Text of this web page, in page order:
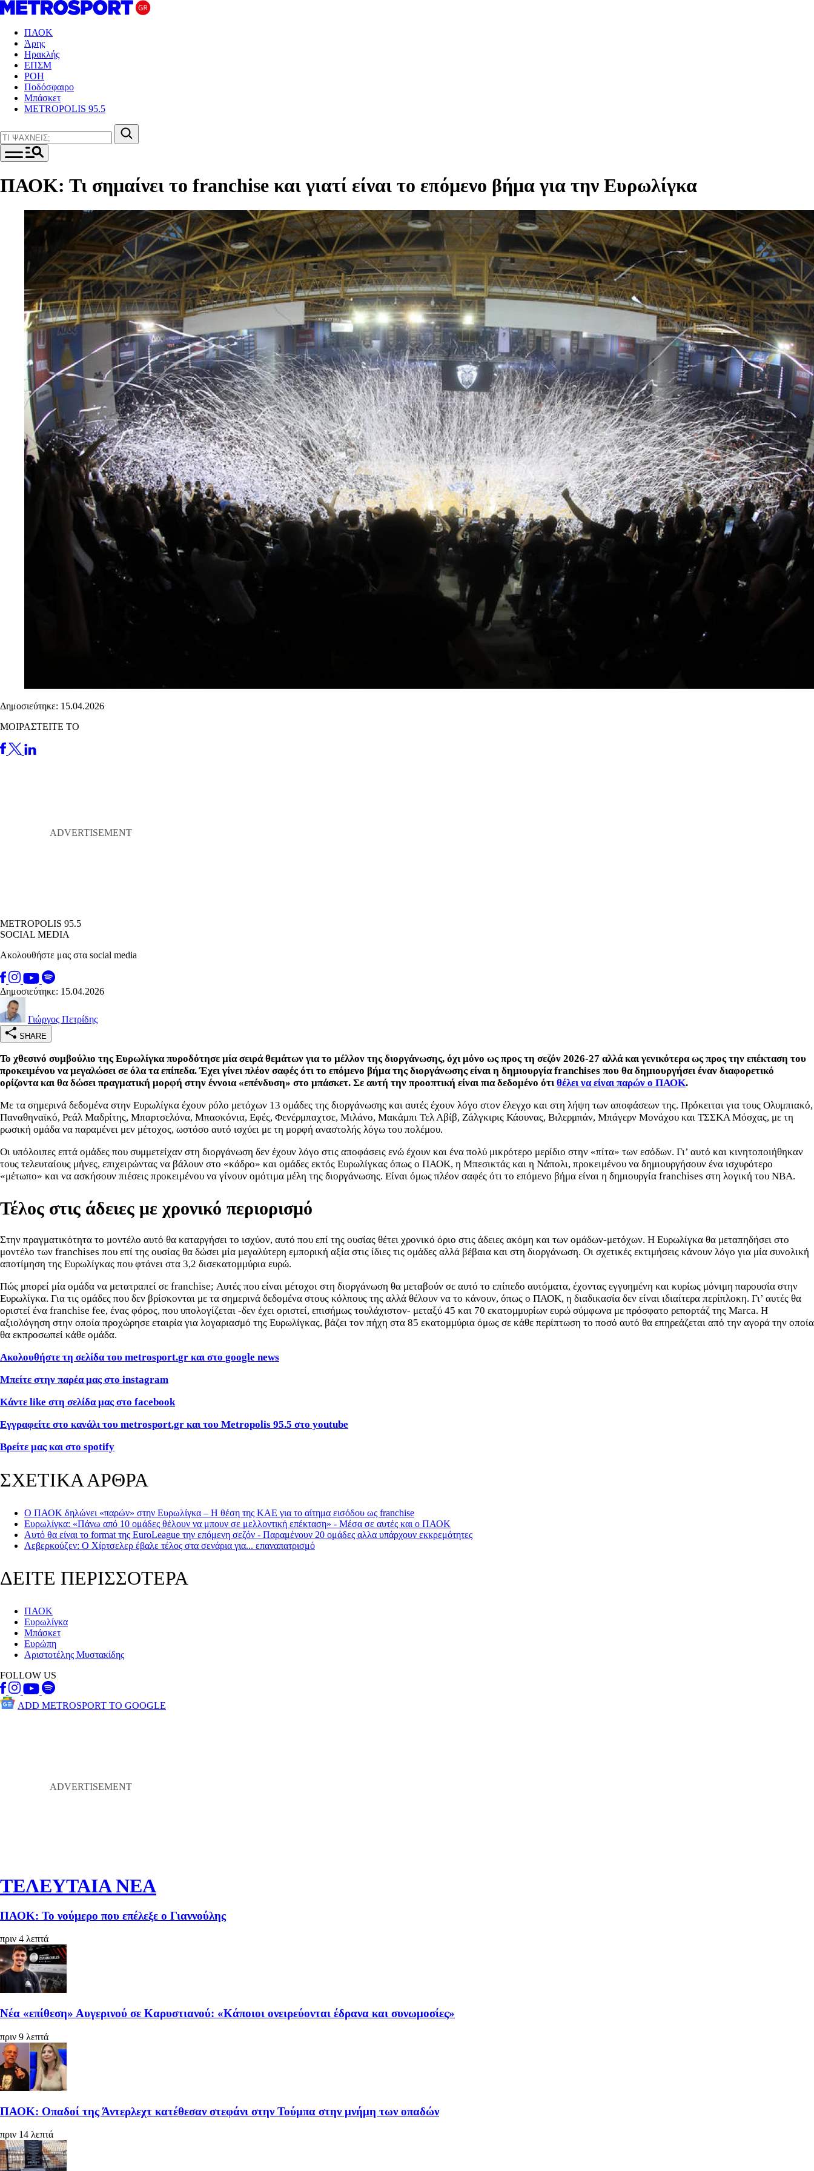
ΠΑΟΚ
Άρης
Ηρακλής
ΕΠΣΜ
ΡΟΗ
Ποδόσφαιρο
Μπάσκετ
METROPOLIS 95.5
ΠΑΟΚ: Τι σημαίνει το franchise και γιατί είναι το επόμενο βήμα για την Ευρωλίγκα
Δημοσιεύτηκε: 15.04.2026
ΜΟΙΡΑΣΤΕΙΤΕ ΤΟ
METROPOLIS 95.5
SOCIAL MEDIA
Ακολουθήστε μας στα social media
Δημοσιεύτηκε: 15.04.2026
Γιώργος Πετρίδης
SHARE
Το χθεσινό συμβούλιο της Ευρωλίγκα πυροδότησε μία σειρά θεμάτων για το μέλλον της διοργάνωσης, όχι μόνο ως προς τη σεζόν 2026-27 αλλά και γενικότερα ως προς την επέκταση του
προκειμένου να μεγαλώσει σε όλα τα επίπεδα. Έχει γίνει πλέον σαφές ότι το επόμενο βήμα της διοργάνωσης είναι η δημιουργία franchises που θα δημιουργήσει έναν διαφορετικό
ορίζοντα και θα δώσει πραγματική μορφή στην έννοια «επένδυση» στο μπάσκετ. Σε αυτή την προοπτική είναι πια δεδομένο ότιθέλει να είναι παρών ο ΠΑΟΚ.
Με τα σημερινά δεδομένα στην Ευρωλίγκα έχουν ρόλο μετόχων 13 ομάδες της διοργάνωσης και αυτές έχουν λόγο στον έλεγχο και στη λήψη των αποφάσεων της. Πρόκειται για τους Ολυμπιακό,
Παναθηναϊκό, Ρεάλ Μαδρίτης, Μπαρτσελόνα, Μπασκόνια, Εφές, Φενέρμπαχτσε, Μιλάνο, Μακάμπι Τελ Αβίβ, Ζάλγκιρις Κάουνας, Βιλερμπάν, Μπάγερν Μονάχου και ΤΣΣΚΑ Μόσχας, με τη
ρωσική ομάδα να παραμένει μεν μέτοχος, ωστόσο αυτό ισχύει με τη μορφή αναστολής λόγω του πολέμου.
Οι υπόλοιπες επτά ομάδες που συμμετείχαν στη διοργάνωση δεν έχουν λόγο στις αποφάσεις ενώ έχουν και ένα πολύ μικρότερο μερίδιο στην «πίτα» των εσόδων. Γι’ αυτό και κινητοποιήθηκαν
τους τελευταίους μήνες, επιχειρώντας να βάλουν στο «κάδρο» και ομάδες εκτός Ευρωλίγκας όπως ο ΠΑΟΚ, η Μπεσικτάς και η Νάπολι, προκειμένου να δημιουργήσουν ένα ισχυρότερο
«μέτωπο» και να ασκήσουν πιέσεις προκειμένου να γίνουν ομότιμα μέλη της διοργάνωσης. Είναι όμως πλέον σαφές ότι το επόμενο βήμα είναι η δημιουργία franchises στη λογική του ΝΒΑ.
Τέλος στις άδειες με χρονικό περιορισμό
Στην πραγματικότητα το μοντέλο αυτό θα καταργήσει το ισχύον, αυτό που επί της ουσίας θέτει χρονικό όριο στις άδειες ακόμη και των ομάδων-μετόχων. Η Ευρωλίγκα θα μεταπηδήσει στο
μοντέλο των franchises που επί της ουσίας θα δώσει μία μεγαλύτερη εμπορική αξία στις ίδιες τις ομάδες αλλά βέβαια και στη διοργάνωση. Οι σχετικές εκτιμήσεις κάνουν λόγο για μία συνολική
αποτίμηση της Ευρωλίγκας που φτάνει στα 3,2 δισεκατομμύρια ευρώ.
Πώς μπορεί μία ομάδα να μετατραπεί σε franchise; Αυτές που είναι μέτοχοι στη διοργάνωση θα μεταβούν σε αυτό το επίπεδο αυτόματα, έχοντας εγγυημένη και κυρίως μόνιμη παρουσία στην
Ευρωλίγκα. Για τις ομάδες που δεν βρίσκονται με τα σημερινά δεδομένα στους κόλπους της αλλά θέλουν να το κάνουν, όπως ο ΠΑΟΚ, η διαδικασία δεν είναι ιδιαίτερα περίπλοκη. Γι’ αυτές θα
οριστεί ένα franchise fee, ένας φόρος, που υπολογίζεται -δεν έχει οριστεί, επισήμως τουλάχιστον- μεταξύ 45 και 70 εκατομμυρίων ευρώ σύμφωνα με πρόσφατο ρεπορτάζ της Marca. Η
αξιολόγηση στην οποία προχώρησε εταιρία για λογαριασμό της Ευρωλίγκας, βάζει τον πήχη στα 85 εκατομμύρια όμως σε κάθε περίπτωση το ποσό αυτό θα επηρεάζεται από την αγορά την οποία
θα εκπροσωπεί κάθε ομάδα.
Ακολουθήστε τη σελίδα του metrosport.gr και στο google news
Μπείτε στην παρέα μας στο instagram
Κάντε like στη σελίδα μας στο facebook
Εγγραφείτε στο κανάλι του metrosport.gr και του Metropolis 95.5 στο youtube
Βρείτε μας και στο spotify
ΣΧΕΤΙΚΑ ΑΡΘΡΑ
Ο ΠΑΟΚ δηλώνει «παρών» στην Ευρωλίγκα – Η θέση της ΚΑΕ για το αίτημα εισόδου ως franchise
Ευρωλίγκα: «Πάνω από 10 ομάδες θέλουν να μπουν σε μελλοντική επέκταση» - Μέσα σε αυτές και ο ΠΑΟΚ
Αυτό θα είναι το format της EuroLeague την επόμενη σεζόν - Παραμένουν 20 ομάδες αλλα υπάρχουν εκκρεμότητες
Λεβερκούζεν: Ο Χίρτσελερ έβαλε τέλος στα σενάρια για... επαναπατρισμό
ΔΕΙΤΕ ΠΕΡΙΣΣΟΤΕΡΑ
ΠΑΟΚ
Ευρωλίγκα
Μπάσκετ
Ευρώπη
Αριστοτέλης Μυστακίδης
FOLLOW US
ADD METROSPORT TO GOOGLE
ΤΕΛΕΥΤΑΙΑ ΝΕΑ
ΠΑΟΚ: Το νούμερο που επέλεξε ο Γιαννούλης
πριν 4 λεπτά
Νέα «επίθεση» Αυγερινού σε Καρυστιανού: «Κάποιοι ονειρεύονται έδρανα και συνωμοσίες»
πριν 9 λεπτά
ΠΑΟΚ: Οπαδοί της Άντερλεχτ κατέθεσαν στεφάνι στην Τούμπα στην μνήμη των οπαδών
πριν 14 λεπτά